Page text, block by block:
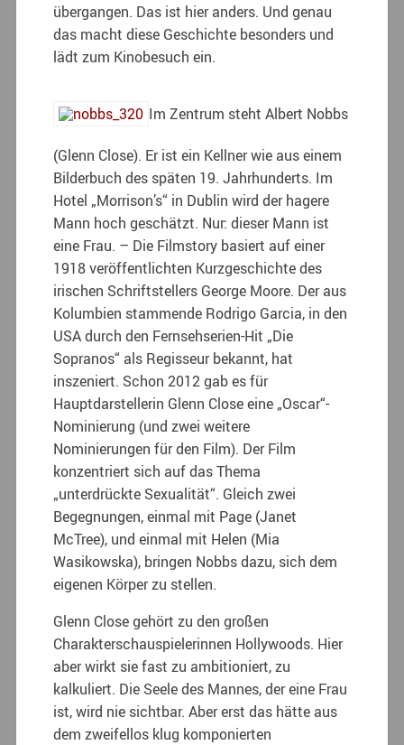
übergangen. Das ist hier anders. Und genau
das macht diese Geschichte besonders und
lädt zum Kinobesuch ein.
Im Zentrum steht Albert Nobbs
(Glenn Close). Er ist ein Kellner wie aus einem
Bilderbuch des späten 19. Jahrhunderts. Im
Hotel „Morrison’s“ in Dublin wird der hagere
Mann hoch geschätzt. Nur: dieser Mann ist
eine Frau. – Die Filmstory basiert auf einer
1918 veröffentlichten Kurzgeschichte des
irischen Schriftstellers George Moore. Der aus
Kolumbien stammende Rodrigo Garcia, in den
USA durch den Fernsehserien-Hit „Die
Sopranos“ als Regisseur bekannt, hat
inszeniert. Schon 2012 gab es für
Hauptdarstellerin Glenn Close eine „Oscar“-
Nominierung (und zwei weitere
Nominierungen für den Film). Der Film
konzentriert sich auf das Thema
„unterdrückte Sexualität“. Gleich zwei
Begegnungen, einmal mit Page (Janet
McTree), und einmal mit Helen (Mia
Wasikowska), bringen Nobbs dazu, sich dem
eigenen Körper zu stellen.
Glenn Close gehört zu den großen
Charakterschauspielerinnen Hollywoods. Hier
aber wirkt sie fast zu ambitioniert, zu
kalkuliert. Die Seele des Mannes, der eine Frau
ist, wird nie sichtbar. Aber erst das hätte aus
dem zweifellos klug komponierten